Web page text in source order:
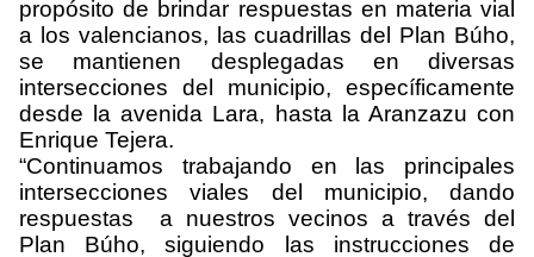
propósito de brindar respuestas en materia vial
a los valencianos, las cuadrillas del Plan Búho,
se mantienen desplegadas en diversas
intersecciones del municipio, específicamente
desde la avenida Lara, hasta la Aranzazu con
Enrique Tejera.
“Continuamos trabajando en las principales
intersecciones viales del municipio, dando
respuestas a nuestros vecinos a través del
Plan Búho, siguiendo las instrucciones de